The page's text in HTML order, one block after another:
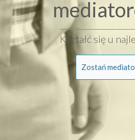
Kształć się u
Zostań